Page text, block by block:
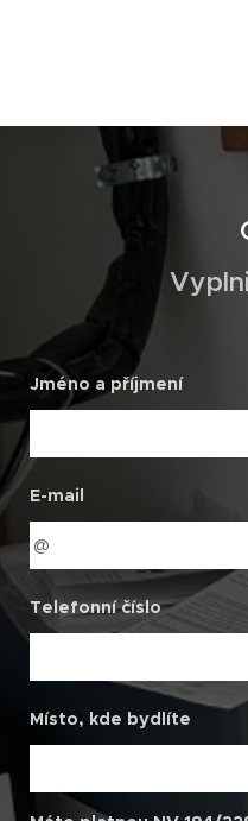
Jméno a příjmení
E-mail
Telefonní číslo
Místo, kde bydlíte